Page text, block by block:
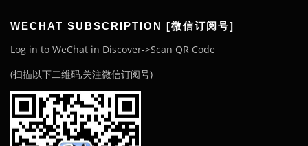
WECHAT SUBSCRIPTION [微信订阅号]
Log in to WeChat in Discover->Scan QR Code
(扫描以下二维码,关注微信订阅号)